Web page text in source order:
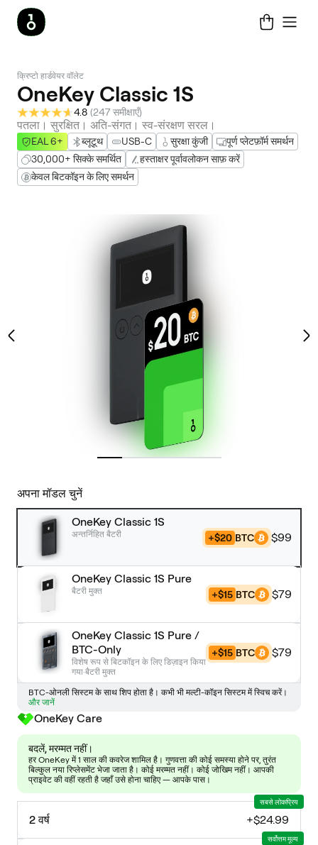
क्रिप्टो हार्डवेयर वॉलेट
OneKey Classic 1S
4.8 (247 समीक्षाएँ)
पतला। सुरक्षित। अति-संगत। स्व-संरक्षण सरल।
EAL 6+ ब्लूटूथ USB-C सुरक्षा कुंजी
पूर्ण प्लेटफ़ॉर्म समर्थन
30,000+ सिक्के समर्थित
हस्ताक्षर पूर्वावलोकन साफ़ करें
केवल बिटकॉइन के लिए समर्थन
अपना मॉडल चुनें
OneKey Classic 1S
अन्तर्निहित बैटरी +$20 BTC $99
OneKey Classic 1S Pure
बैटरी मुक्त +$15 BTC $79
OneKey Classic 1S Pure /
BTC-Only
विशेष रूप से बिटकॉइन के लिए डिज़ाइन किया
गया·बैटरी मुक्त
+$15 BTC $79
BTC-ओनली सिस्टम के साथ शिप होता है। कभी भी मल्टी-कॉइन सिस्टम में स्विच करें।
और जानें
OneKey Care
बदलें, मरम्मत नहीं।
हर OneKey में 1 साल की कवरेज शामिल है। गुणवत्ता की कोई समस्या होने पर, तुरंत
बिल्कुल नया रिप्लेसमेंट भेजा जाता है। कोई मरम्मत नहीं। कोई जोखिम नहीं। आपकी
प्राइवेट की वहीं रहती है जहाँ उसे होना चाहिए — आपके पास।
सबसे लोकप्रिय
2 वर्ष +$24.99
सर्वोत्तम मूल्य